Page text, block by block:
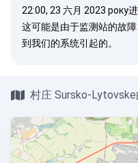
22:00, 23 六月 2023 року进
这可能是由于监测站的故
到我们的系统引起的。
村庄 Sursko-